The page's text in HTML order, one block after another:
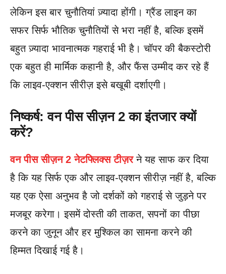
लेकिन इस बार चुनौतियां ज़्यादा होंगी। ग्रैंड लाइन का
सफर सिर्फ भौतिक चुनौतियों से भरा नहीं है, बल्कि इसमें
बहुत ज़्यादा भावनात्मक गहराई भी है। चॉपर की बैकस्टोरी
एक बहुत ही मार्मिक कहानी है, और फैंस उम्मीद कर रहे हैं
कि लाइव-एक्शन सीरीज़ इसे बखूबी दर्शाएगी।
निष्कर्ष: वन पीस सीज़न 2 का इंतजार क्यों
करें?
वन पीस सीज़न 2 नेटफ्लिक्स टीज़रने यह साफ कर दिया
है कि यह सिर्फ एक और लाइव-एक्शन सीरीज़ नहीं है, बल्कि
यह एक ऐसा अनुभव है जो दर्शकों को गहराई से जुड़ने पर
मजबूर करेगा। इसमें दोस्ती की ताकत, सपनों का पीछा
करने का जुनून और हर मुश्किल का सामना करने की
हिम्मत दिखाई गई है।